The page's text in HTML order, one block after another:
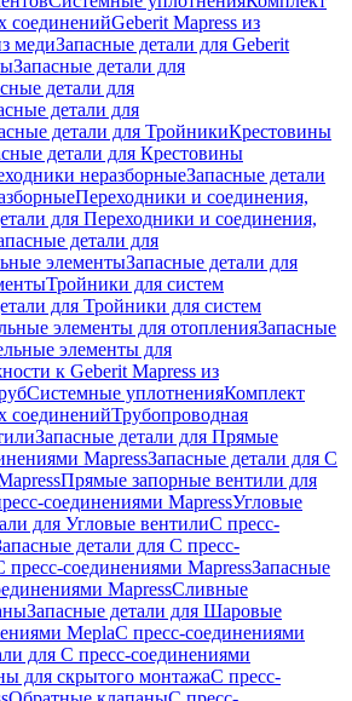
соединенийGeberit Mapress из
медиЗапасные детали для Geberit
Запасные детали для
детали для
детали для
детали для ТройникиКрестовины
детали для Крестовины
неразборныеЗапасные детали
Переходники и соединения,
для Переходники и соединения,
детали для
элементыЗапасные детали для
Тройники для систем
для Тройники для систем
элементы для отопленияЗапасные
элементы для
к Geberit Mapress из
Системные уплотненияКомплект
соединенийТрубопроводная
Запасные детали для Прямые
MapressЗапасные детали для С
Прямые запорные вентили для
соединениями MapressУгловые
для Угловые вентилиС пресс-
детали для С пресс-
пресс-соединениями MapressЗапасные
MapressСливные
Запасные детали для Шаровые
MeplaС пресс-соединениями
для С пресс-соединениями
для скрытого монтажаС пресс-